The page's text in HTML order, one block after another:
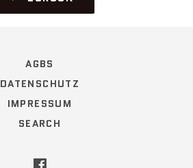
AGBS
DATENSCHUTZ
IMPRESSUM
SEARCH
Facebook